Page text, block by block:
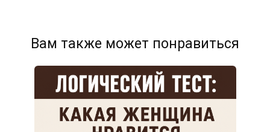
Вам также может понравиться